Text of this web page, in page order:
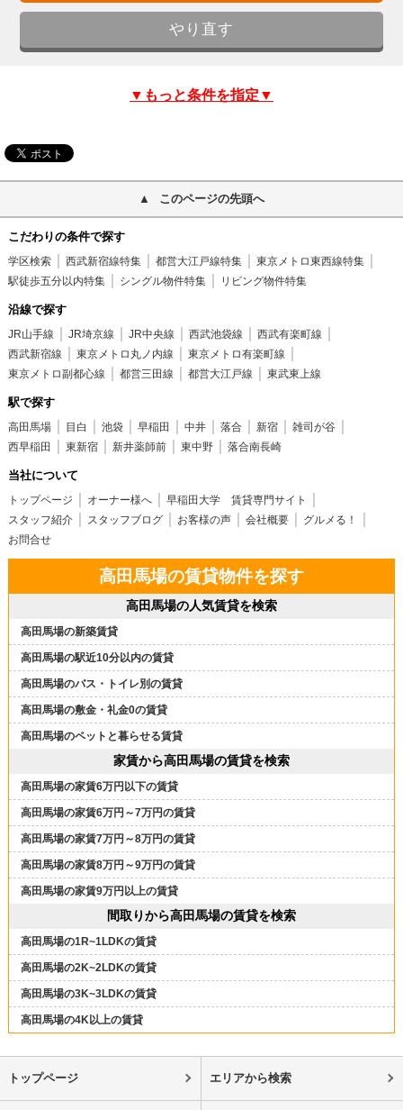
▼もっと条件を指定▼
このページの先頭へ
こだわりの条件で探す
学区検索 西武新宿線特集 都営大江戸線特集
東京メトロ東西線特集
駅徒歩五分以内特集
シングル物件特集 リビング物件特集
沿線で探す
JR山手線 JR埼京線 JR中央線 西武池袋線
西武有楽町線
西武新宿線
東京メトロ丸ノ内線
東京メトロ有楽町線
東京メトロ副都心線
都営三田線 都営大江戸線 東武東上線
駅で探す
高田馬場 目白 池袋 早稲田 中井 落合 新宿
雑司が谷
西早稲田
東新宿 新井薬師前 東中野 落合南長崎
当社について
トップページ オーナー様へ
早稲田大学 賃貸専門サイト
スタッフ紹介
スタッフブログ お客様の声 会社概要
グルメる！
お問合せ
高田馬場の賃貸物件を探す
高田馬場の人気賃貸を検索
高田馬場の新築賃貸
高田馬場の駅近10分以内の賃貸
高田馬場のバス・トイレ別の賃貸
高田馬場の敷金・礼金0の賃貸
高田馬場のペットと暮らせる賃貸
家賃から高田馬場の賃貸を検索
高田馬場の家賃6万円以下の賃貸
高田馬場の家賃6万円～7万円の賃貸
高田馬場の家賃7万円～8万円の賃貸
高田馬場の家賃8万円～9万円の賃貸
高田馬場の家賃9万円以上の賃貸
間取りから高田馬場の賃貸を検索
高田馬場の1R~1LDKの賃貸
高田馬場の2K~2LDKの賃貸
高田馬場の3K~3LDKの賃貸
高田馬場の4K以上の賃貸
トップページ エリアから検索